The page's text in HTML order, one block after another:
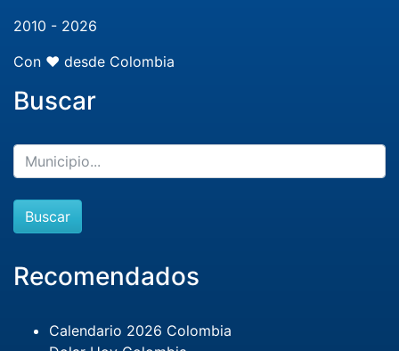
2010 - 2026
Con ❤️ desde Colombia
Buscar
Buscar
Recomendados
Calendario 2026 Colombia